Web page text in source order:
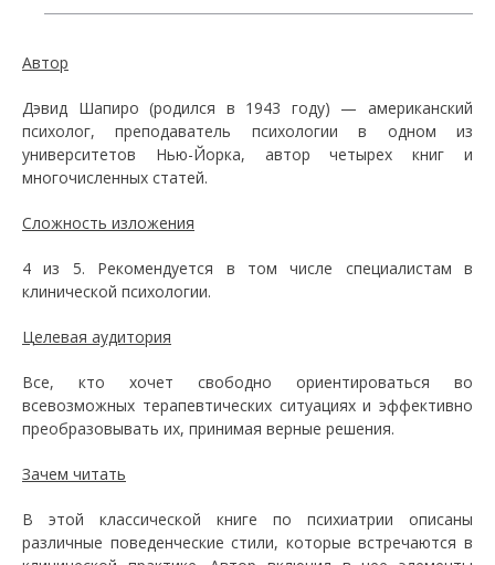
Автор
Дэвид Шапиро (родился в 1943 году) — американский
психолог, преподаватель психологии в одном из
университетов Нью-Йорка, автор четырех книг и
многочисленных статей.
Сложность изложения
4 из 5. Рекомендуется в том числе специалистам в
клинической психологии.
Целевая аудитория
Все, кто хочет свободно ориентироваться во
всевозможных терапевтических ситуациях и эффективно
преобразовывать их, принимая верные решения.
Зачем читать
В этой классической книге по психиатрии описаны
различные поведенческие стили, которые встречаются в